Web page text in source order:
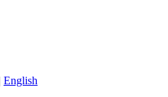
English